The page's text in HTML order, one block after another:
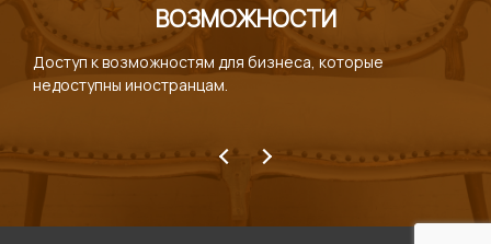
ВОЗМОЖНОСТИ
Доступ к возможностям для бизнеса, которые
недоступны иностранцам.